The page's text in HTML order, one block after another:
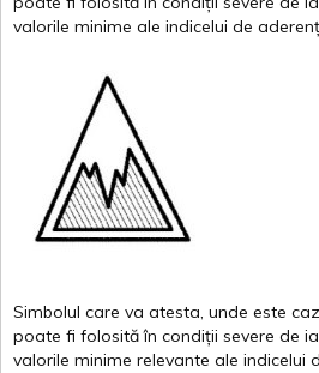
valorile minime ale indicelui de
Simbolul care va atesta, unde este
poate fi folosită în condiții severe de
valorile minime relevante ale indicelui